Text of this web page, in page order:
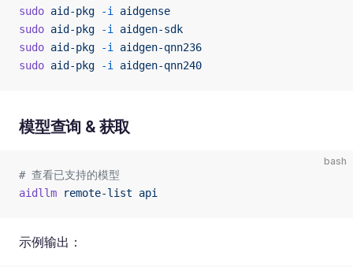
sudo aid-pkg -i
aidgense
sudo aid-pkg -i
aidgen-sdk
sudo aid-pkg -i
aidgen-qnn236
sudo aid-pkg -i aidgen-qnn240
模型查询 & 获取
bash
# 查看已支持的模型
aidllm remote-list api
示例输出：